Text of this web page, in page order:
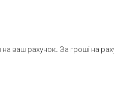
ваш рахунок. За гроші на